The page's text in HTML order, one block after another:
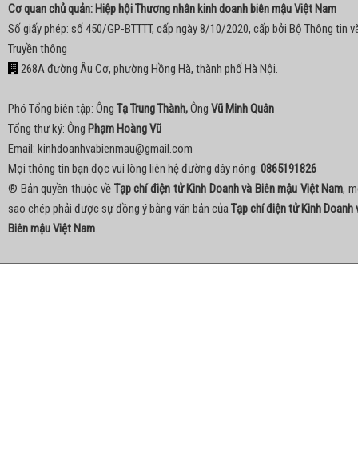
Cơ quan chủ quản: Hiệp hội Thương nhân kinh doanh biên mậu Việt Nam
Số giấy phép: số 450/GP-BTTTT, cấp ngày 8/10/2020, cấp bởi Bộ Thông tin
Truyền thông
268A đường Âu Cơ, phường Hồng Hà, thành phố Hà Nội.
Phó Tổng biên tập: Ông Tạ Trung Thành,Ông Vũ Minh Quân
Tổng thư ký: Ông Phạm Hoàng Vũ
Email: kinhdoanhvabienmau@gmail.com
Mọi thông tin bạn đọc vui lòng liên hệ đường dây nóng: 0865191826
® Bản quyền thuộc về Tạp chí điện tử Kinh Doanh và Biên mậu Việt Nam,
sao chép phải được sự đồng ý bằng văn bản củaTạp chí điện tử Kinh Doanh
Biên mậu Việt Nam.